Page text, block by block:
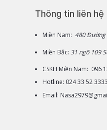
Thông tin liên hệ
Miền Nam: 480 Đường
Miền Bắc: 31 ngõ 109
CSKH Miền Nam: 096
Hotline: 024 33 52 3333
Email: